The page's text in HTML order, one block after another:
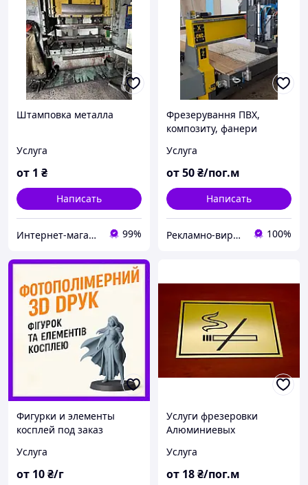
Штамповка металла
Услуга
от 1 ₴
Написать
Интернет-магазин AVTO запчасти 99%
Фрезерування ПВХ,
композиту, фанери
Услуга
от50₴/пог.м
Написать
Рекламно-виробниче підприємство в Полтаві «МАРС-РЕКЛАМА» 100%
Фигурки и элементы
косплей под заказ
Услуга
от 10₴/г
Услуги фрезеровки
Алюминиевых
Услуга
от 18₴/пог.м